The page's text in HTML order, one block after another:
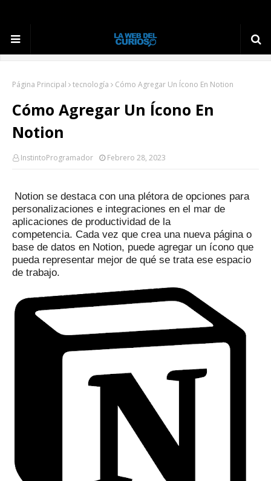
Página Principal tecnología Cómo Agregar Un Ícono En Notion
Cómo Agregar Un Ícono En
Notion
InstintoProgramador Febrero 28, 2023
Notion se destaca con una plétora de opciones para
personalizaciones e integraciones en el mar de
aplicaciones de productividad de la
competencia. Cada vez que crea una nueva página o
base de datos en Notion, puede agregar un ícono que
pueda representar mejor de qué se trata ese espacio
de trabajo.